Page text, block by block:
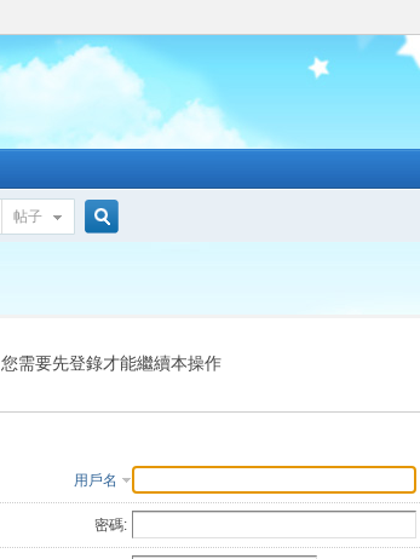
帖子
索
您需要先登錄才能繼續本操作
用戶名
密碼: